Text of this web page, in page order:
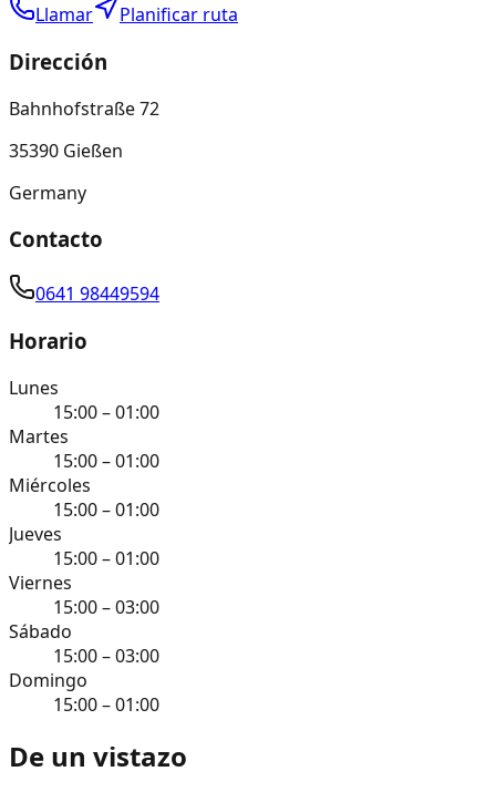
Llamar
Planificar ruta
Dirección
Bahnhofstraße 72
35390 Gießen
Germany
Contacto
0641 98449594
Horario
Lunes
15:00 – 01:00
Martes
15:00 – 01:00
Miércoles
15:00 – 01:00
Jueves
15:00 – 01:00
Viernes
15:00 – 03:00
Sábado
15:00 – 03:00
Domingo
15:00 – 01:00
De un vistazo